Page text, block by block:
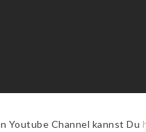
Youtube Channel kannst Du